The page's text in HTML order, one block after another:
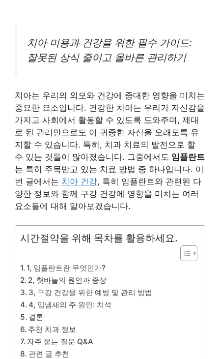
치아 미용과 건강을 위한 필수 가이드:
잘못된 상식 줄이고 올바른 관리하기
치아는 우리의 외모와 건강에 중대한 영향을 미치는
중요한 요소입니다. 건강한 치아는 우리가 자신감을
가지고 사회에서 활동할 수 있도록 도와주며, 제대
로 된 관리만으로도 이 귀중한 자산을 오래도록 유
지할 수 있습니다. 특히, 치과 치료의 발전으로 할
수 있는 것들이 많아졌습니다. 그중에서도 임플란트
는 특히 주목받고 있는 치료 방법 중 하나입니다. 이
번 글에서는 치아 건강, 특히 임플란트와 관련된 다
양한 정보와 함께 구강 건강에 영향을 미치는 여러
요소들에 대해 알아보겠습니다.
시간절약을 위해 목차를 활용하세요.
1, 임플란트란 무엇인가?
2, 혓바늘의 원인과 증상
3, 구강 건강을 위한 예방 및 관리 방법
4, 입냄새의 주 원인: 치석
결론
추천 치과 정보
자주 묻는 질문 Q&A
관련 글 추천